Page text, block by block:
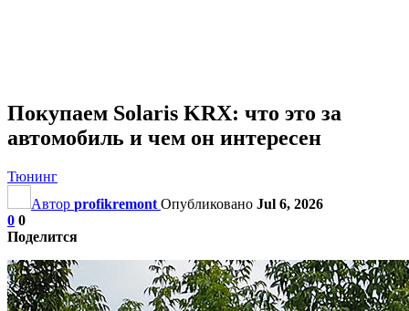
Покупаем Solaris KRX: что это за
автомобиль и чем он интересен
Тюнинг
Автор profikremont Опубликовано Jul 6, 2026
0 0
Поделится